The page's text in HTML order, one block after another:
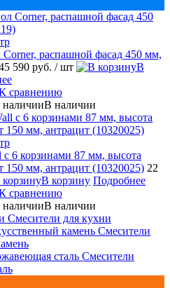
распашной фасад 450 мм,
590 руб. / шт
В
сравнению
В наличии
6 корзинами 87 мм, высота
150 мм, антрацит (10320025) 22
В корзину Подробнее
сравнению
В наличии
Смесители для кухни
Смесители
Смесители